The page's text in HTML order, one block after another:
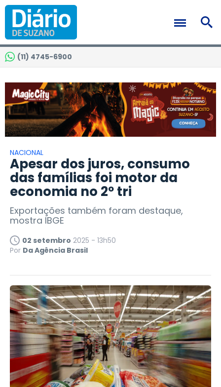
(11) 4745-6900
NACIONAL
Apesar dos juros, consumo
das famílias foi motor da
economia no 2º tri
Exportações também foram destaque,
mostra IBGE
02 setembro 2025 - 13h50
Por Da Agência Brasil